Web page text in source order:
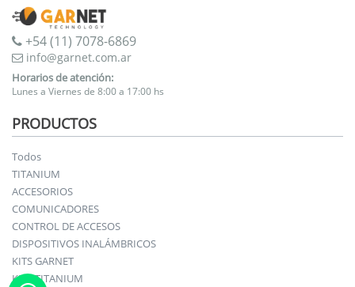
+54 (11) 7078-6869
info@garnet.com.ar
Horarios de atención:
Lunes a Viernes de 8:00 a 17:00 hs
PRODUCTOS
Todos
TITANIUM
ACCESORIOS
COMUNICADORES
CONTROL DE ACCESOS
DISPOSITIVOS INALÁMBRICOS
KITS GARNET
KITS TITANIUM